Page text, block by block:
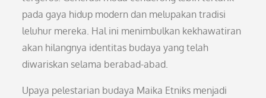
pada gaya hidup modern dan melupakan tradisi
leluhur mereka. Hal ini menimbulkan kekhawatiran
akan hilangnya identitas budaya yang telah
diwariskan selama berabad-abad.
Upaya pelestarian budaya Maika Etniks menjadi